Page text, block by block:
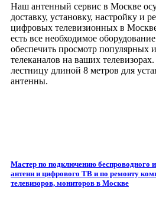
Наш антенный сервис в Москве
доставку, установку, настройку и
цифровых телевизионных в
есть все необходимое
обеспечить просмотр популярных
телеканалов на ваших
лестницу длиной 8 метров для
антенны.
Мастер по подключению беспроводного
антенн и цифрового ТВ и по ремонту
телевизоров, мониторов в Москве